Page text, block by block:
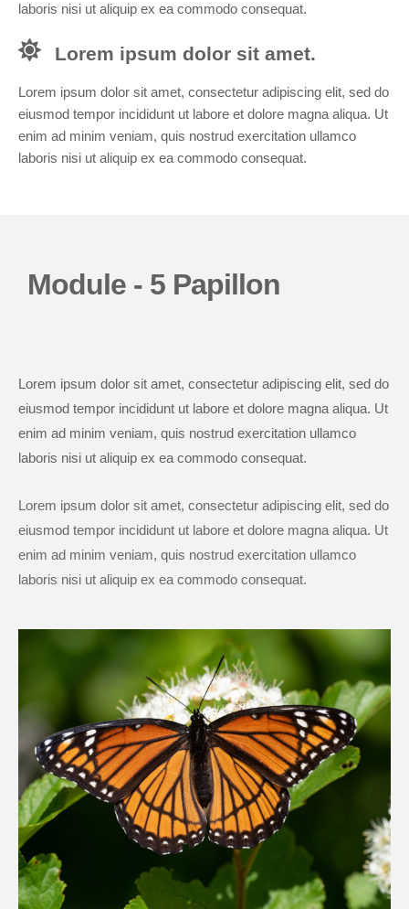
laboris nisi ut aliquip ex ea commodo consequat.
Lorem ipsum dolor sit amet.
Lorem ipsum dolor sit amet, consectetur adipiscing elit, sed do
eiusmod tempor incididunt ut labore et dolore magna aliqua. Ut
enim ad minim veniam, quis nostrud exercitation ullamco
laboris nisi ut aliquip ex ea commodo consequat.
Module - 5 Papillon
Lorem ipsum dolor sit amet, consectetur adipiscing elit, sed do
eiusmod tempor incididunt ut labore et dolore magna aliqua. Ut
enim ad minim veniam, quis nostrud exercitation ullamco
laboris nisi ut aliquip ex ea commodo consequat.
Lorem ipsum dolor sit amet, consectetur adipiscing elit, sed do
eiusmod tempor incididunt ut labore et dolore magna aliqua. Ut
enim ad minim veniam, quis nostrud exercitation ullamco
laboris nisi ut aliquip ex ea commodo consequat.